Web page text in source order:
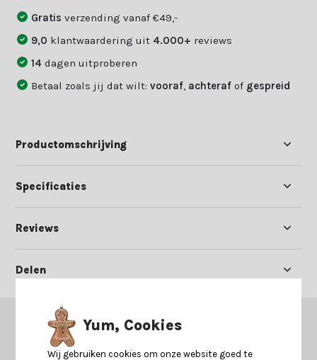
Gratisverzending vanaf €49,-
9,0 klantwaardering uit 4.000+ reviews
14dagen uitproberen
Betaal zoals jij dat wilt:vooraf achteraf of gespreid
Productomschrijving
Specificaties
Reviews
Delen
GERELATEERDE PRODUCTEN
Misschien is dit ook iets voor je?
Yum, Cookies
Wij gebruiken cookies om onze website goed te